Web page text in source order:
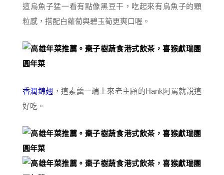
這烏魚子猛一看有點像黑豆干，吃起來有烏魚子的顆
粒感，搭配白蘿蔔與碧玉筍更爽口喔。
香潤錦翅 ，這素羹一端上來老主顧的Hank阿罵就說這
好吃。